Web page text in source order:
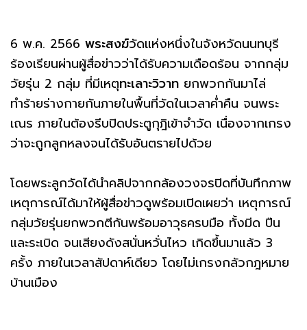
6 พ.ค. 2566 พระสงฆ์วัดแห่งหนึ่งในจังหวัดนนทบุรี
ร้องเรียนผ่านผู้สื่อข่าวว่าได้รับความเดือดร้อน จากกลุ่ม
วัยรุ่น 2 กลุ่ม ที่มีเหตุทะเลาะวิวาท ยกพวกกันมาไล่
ทำร้ายร่างกายกันภายในพื้นที่วัดในเวลาค่ำคืน จนพระ
เณร ภายในต้องรีบปิดประตูกุฎิเข้าจำวัด เนื่องจากเกรง
ว่าจะถูกลูกหลงจนได้รับอันตรายไปด้วย
โดยพระลูกวัดได้นำคลิปจากกล้องวงจรปิดที่บันทึกภาพ
เหตุการณ์ได้มาให้ผู้สื่อข่าวดูพร้อมเปิดเผยว่า เหตุการณ์
กลุ่มวัยรุ่นยกพวกตีกันพร้อมอาวุธครบมือ ทั้งมีด ปืน
และระเบิด จนเสียงดังสนั่นหวั่นไหว เกิดขึ้นมาแล้ว 3
ครั้ง ภายในเวลาสัปดาห์เดียว โดยไม่เกรงกลัวกฎหมาย
บ้านเมือง